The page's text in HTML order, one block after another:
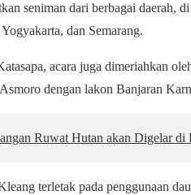
seniman dari berbagai daerah,
dan Semarang.
acara juga dimeriahkan
dengan lakon Banjaran
Ruwat Hutan akan Digelar di
terletak pada penggunaan